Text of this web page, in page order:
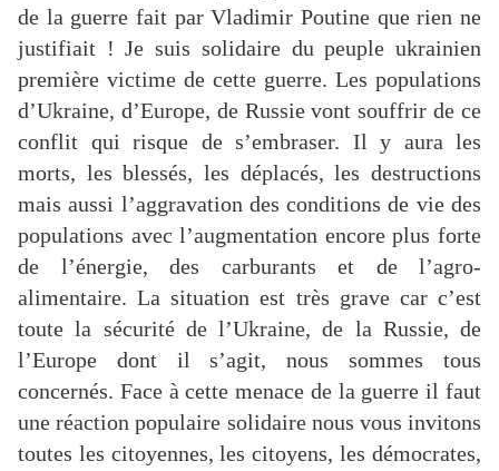
de la guerre fait par Vladimir Poutine que rien ne
justifiait ! Je suis solidaire du peuple ukrainien
première victime de cette guerre. Les populations
d’Ukraine, d’Europe, de Russie vont souffrir de ce
conflit qui risque de s’embraser. Il y aura les
morts, les blessés, les déplacés, les destructions
mais aussi l’aggravation des conditions de vie des
populations avec l’augmentation encore plus forte
de l’énergie, des carburants et de l’agro-
alimentaire. La situation est très grave car c’est
toute la sécurité de l’Ukraine, de la Russie, de
l’Europe dont il s’agit, nous sommes tous
concernés. Face à cette menace de la guerre il faut
une réaction populaire solidaire nous vous invitons
toutes les citoyennes, les citoyens, les démocrates,